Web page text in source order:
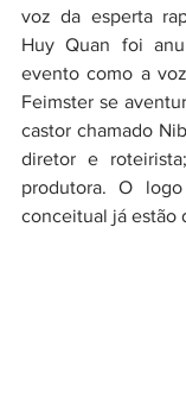
voz da esperta
Huy Quan foi
evento como a
Feimster se
castor chamado
diretor e
produtora. O
conceitual já estão